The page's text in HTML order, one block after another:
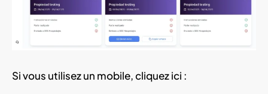
Si vous utilisez un mobile, cliquez ici :